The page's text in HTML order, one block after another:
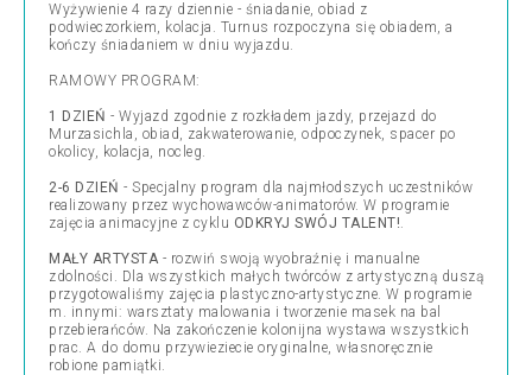
Wyżywienie 4 razy dziennie - śniadanie, obiad z
podwieczorkiem, kolacja. Turnus rozpoczyna się obiadem, a
kończy śniadaniem w dniu wyjazdu.
RAMOWY PROGRAM:
1 DZIEŃ - Wyjazd zgodnie z rozkładem jazdy, przejazd do
Murzasichla, obiad, zakwaterowanie, odpoczynek, spacer po
okolicy, kolacja, nocleg.
2-6 DZIEŃ - Specjalny program dla najmłodszych uczestników
realizowany przez wychowawców-animatorów. W programie
zajęcia animacyjne z cyklu ODKRYJ SWÓJ TALENT!.
MAŁY ARTYSTA - rozwiń swoją wyobraźnię i manualne
zdolności. Dla wszystkich małych twórców z artystyczną duszą
przygotowaliśmy zajęcia plastyczno-artystyczne. W programie
m. innymi: warsztaty malowania i tworzenie masek na bal
przebierańców. Na zakończenie kolonijna wystawa wszystkich
prac. A do domu przywieziecie oryginalne, własnoręcznie
robione pamiątki.